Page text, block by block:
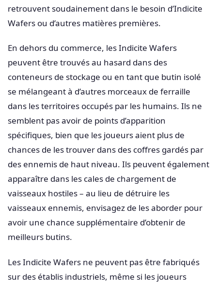
retrouvent soudainement dans le besoin d’Indicite
Wafers ou d’autres matières premières.
En dehors du commerce, les Indicite Wafers
peuvent être trouvés au hasard dans des
conteneurs de stockage ou en tant que butin isolé
se mélangeant à d’autres morceaux de ferraille
dans les territoires occupés par les humains. Ils ne
semblent pas avoir de points d’apparition
spécifiques, bien que les joueurs aient plus de
chances de les trouver dans des coffres gardés par
des ennemis de haut niveau. Ils peuvent également
apparaître dans les cales de chargement de
vaisseaux hostiles – au lieu de détruire les
vaisseaux ennemis, envisagez de les aborder pour
avoir une chance supplémentaire d’obtenir de
meilleurs butins.
Les Indicite Wafers ne peuvent pas être fabriqués
sur des établis industriels, même si les joueurs